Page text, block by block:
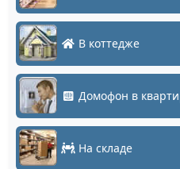
В коттедже
Домофон в
На складе